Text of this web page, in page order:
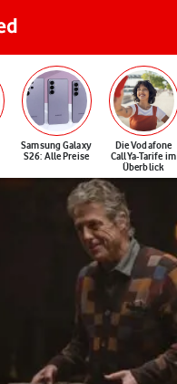
Samsung Galaxy
S26: Alle Preise
Die Vodafone
CallYa-Tarife im
Überblick